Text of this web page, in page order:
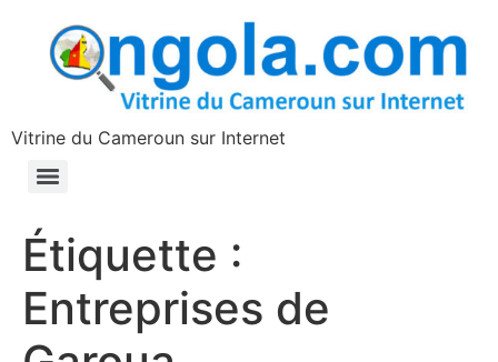
principal
Vitrine du Cameroun sur Internet
Étiquette :
Entreprises de